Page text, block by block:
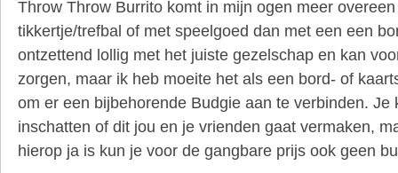
Throw Throw Burrito komt in mijn ogen meer
tikkertje/trefbal of met speelgoed dan met een een
ontzettend lollig met het juiste gezelschap en kan
zorgen, maar ik heb moeite het als een bord- of
om er een bijbehorende Budgie aan te verbinden. Je
inschatten of dit jou en je vrienden gaat vermaken,
hierop ja is kun je voor de gangbare prijs ook geen